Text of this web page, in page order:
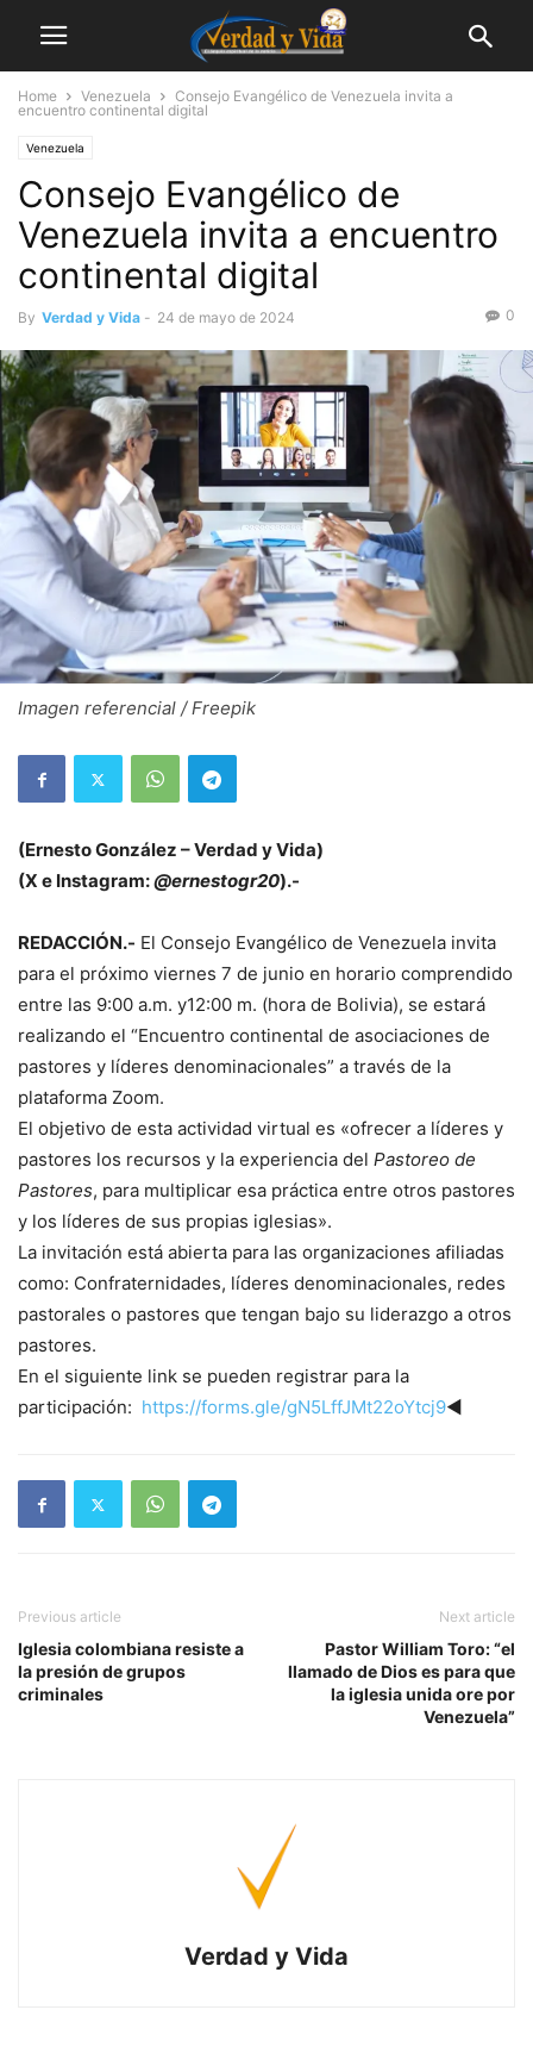
Home Venezuela
Consejo Evangélico de Venezuela invita a
encuentro continental digital
Venezuela
Consejo Evangélico de
Venezuela invita a encuentro
continental digital
By Verdad y Vida - 24 de mayo de 2024 0
Imagen referencial / Freepik
(Ernesto González – Verdad y Vida)
(X e Instagram:@ernestogr20).-
REDACCIÓN.- El Consejo Evangélico de Venezuela invita
para el próximo viernes 7 de junio en horario comprendido
entre las 9:00 a.m. y12:00 m. (hora de Bolivia), se estará
realizando el “Encuentro continental de asociaciones de
pastores y líderes denominacionales” a través de la
plataforma Zoom.
El objetivo de esta actividad virtual es «ofrecer a líderes y
pastores los recursos y la experiencia del Pastoreo de
Pastores, para multiplicar esa práctica entre otros pastores
y los líderes de sus propias iglesias».
La invitación está abierta para las organizaciones afiliadas
como: Confraternidades, líderes denominacionales, redes
pastorales o pastores que tengan bajo su liderazgo a otros
pastores.
En el siguiente link se pueden registrar para la
participación: https://forms.gle/gN5LffJMt22oYtcj9◄
Previous article
Iglesia colombiana resiste a
la presión de grupos
criminales
Next article
Pastor William Toro: “el
llamado de Dios es para que
la iglesia unida ore por
Venezuela”
Verdad y Vida